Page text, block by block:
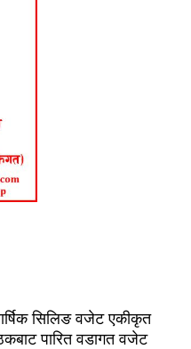
सिलिङ वजेट एकीकृत
पारित वडागत वजेट